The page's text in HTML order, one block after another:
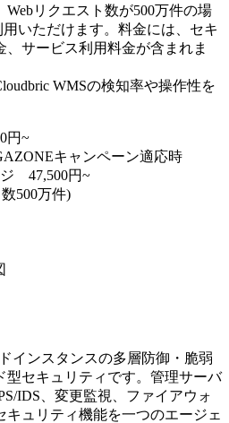
リクエスト数が500万件の場
いただけます。料金には、セキ
、サービス利用料金が含まれま
WMSの検知率や操作性を
円~
キャンペーン適応時
ジ 47,500円~
500万件)
インスタンスの多層防御・脆弱
型セキュリティです。管理サーバ
IDS、変更監視、ファイアウォ
キュリティ機能を一つのエージェ